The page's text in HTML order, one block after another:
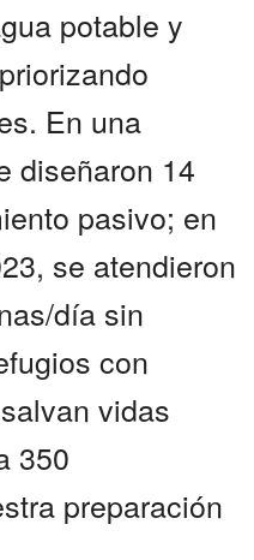
potable y
En una
diseñaron 14
pasivo; en
se atendieron
día sin
con
vidas
350
preparación